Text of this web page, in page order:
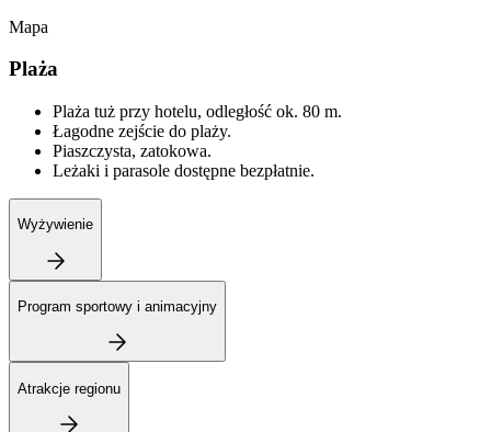
Mapa
Plaża
Plaża tuż przy hotelu, odległość ok. 80 m.
Łagodne zejście do plaży.
Piaszczysta, zatokowa.
Leżaki i parasole dostępne bezpłatnie.
Wyżywienie
Program sportowy i animacyjny
Atrakcje regionu